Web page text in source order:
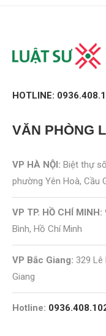
HOTLINE:
VĂN PHÒNG
VP HÀ NỘI: Biệt thự
phường Yên Hoà, Cầu
VP TP. HỒ CHÍ MINH:
Bình, Hồ Chí Minh
VP Bắc Giang: 329 Lê
Giang
Hotline: